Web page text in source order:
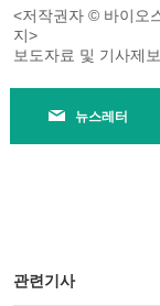
<저작권자 © 바이오
지>
보도자료 및 기사제보
뉴스레터
관련기사